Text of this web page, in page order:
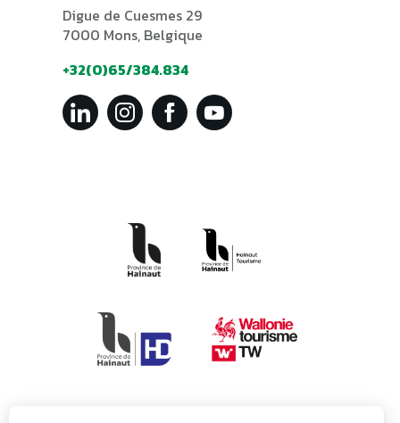
Digue de Cuesmes 29
7000 Mons, Belgique
+32(0)65/384.834